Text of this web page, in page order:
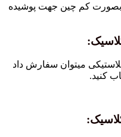
چین جهت پوشیده
سفارش داد